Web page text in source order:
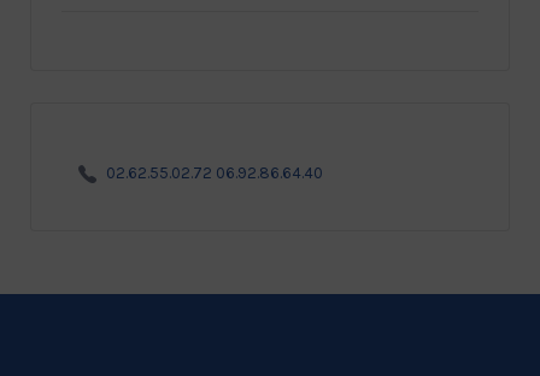
02.62.55.02.72 06.92.86.64.40